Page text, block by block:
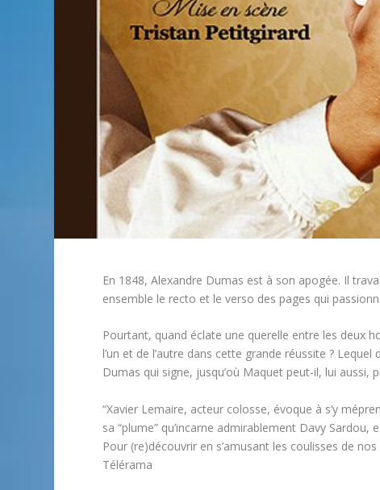
En 1848, Alexandre Dumas est à son apogée. Il
ensemble le recto et le verso des pages qui
Pourtant, quand éclate une querelle entre les deux
l’un et de l’autre dans cette grande réussite ?
Dumas qui signe, jusqu’où Maquet peut-il, lui aussi,
“Xavier Lemaire, acteur colosse, évoque à s’y
sa “plume” qu’incarne admirablement Davy
Pour (re)découvrir en s’amusant les coulisses de
Télérama